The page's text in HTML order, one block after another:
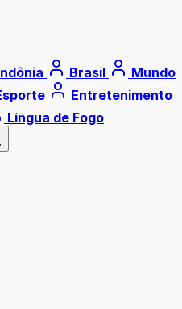
Brasil
Mundo
Entretenimento
Língua de Fogo